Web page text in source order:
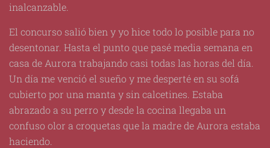
inalcanzable.
El concurso salió bien y yo hice todo lo posible para no
desentonar. Hasta el punto que pasé media semana en
casa de Aurora trabajando casi todas las horas del día.
Un día me venció el sueño y me desperté en su sofá
cubierto por una manta y sin calcetines. Estaba
abrazado a su perro y desde la cocina llegaba un
confuso olor a croquetas que la madre de Aurora estaba
haciendo.